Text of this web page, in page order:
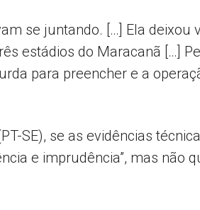
se juntando. […] Ela deixou
estádios do Maracanã […]
para preencher e a
SE), se as evidências
e imprudência”, mas não